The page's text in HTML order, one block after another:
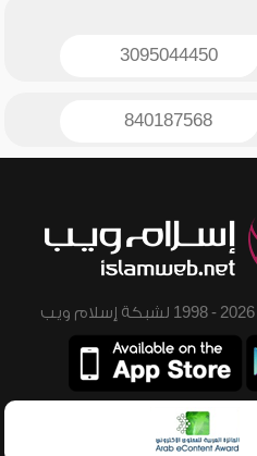
3095044450
840187568